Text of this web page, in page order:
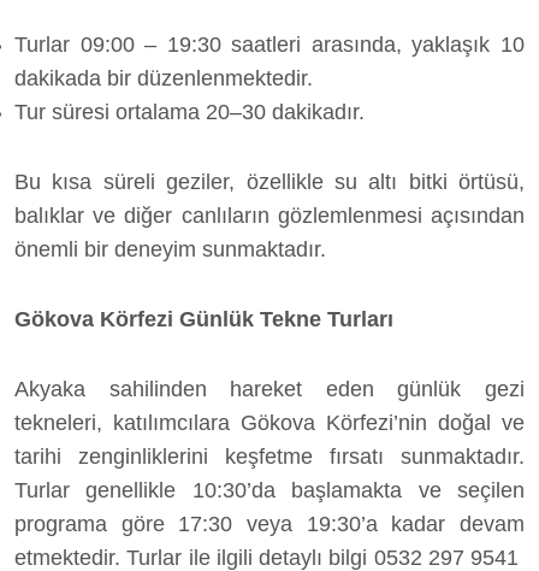
Turlar 09:00 – 19:30 saatleri arasında, yaklaşık 10
dakikada bir düzenlenmektedir.
Tur süresi ortalama 20–30 dakikadır.
Bu kısa süreli geziler, özellikle su altı bitki örtüsü,
balıklar ve diğer canlıların gözlemlenmesi açısından
önemli bir deneyim sunmaktadır.
Gökova Körfezi Günlük Tekne Turları
Akyaka sahilinden hareket eden günlük gezi
tekneleri, katılımcılara Gökova Körfezi’nin doğal ve
tarihi zenginliklerini keşfetme fırsatı sunmaktadır.
Turlar genellikle 10:30’da başlamakta ve seçilen
programa göre 17:30 veya 19:30’a kadar devam
etmektedir. Turlar ile ilgili detaylı bilgi 0532 297 9541